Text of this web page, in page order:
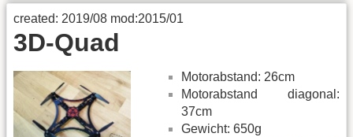
created: 2019/08 mod:2015/01
3D-Quad
Motorabstand: 26cm
Motorabstand diagonal:
37cm
Gewicht: 650g